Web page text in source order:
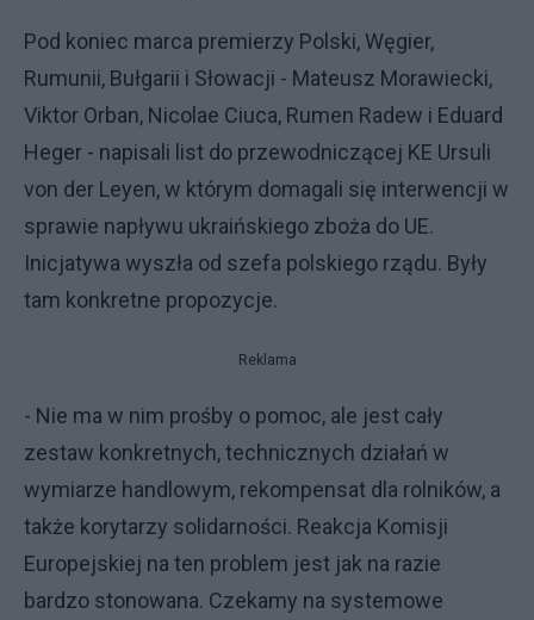
Pod koniec marca premierzy Polski, Węgier,
Rumunii, Bułgarii i Słowacji - Mateusz Morawiecki,
Viktor Orban, Nicolae Ciuca, Rumen Radew i Eduard
Heger - napisali list do przewodniczącej KE Ursuli
von der Leyen, w którym domagali się interwencji w
sprawie napływu ukraińskiego zboża do UE.
Inicjatywa wyszła od szefa polskiego rządu. Były
tam konkretne propozycje.
Reklama
- Nie ma w nim prośby o pomoc, ale jest cały
zestaw konkretnych, technicznych działań w
wymiarze handlowym, rekompensat dla rolników, a
także korytarzy solidarności. Reakcja Komisji
Europejskiej na ten problem jest jak na razie
bardzo stonowana. Czekamy na systemowe